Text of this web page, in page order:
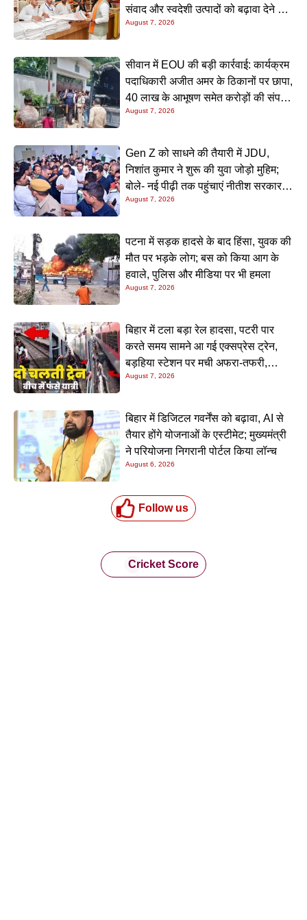
संवाद और स्वदेशी उत्पादों को बढ़ावा देने की
अपील
August 7, 2026
सीवान में EOU की बड़ी कार्रवाई: कार्यक्रम
पदाधिकारी अजीत अमर के ठिकानों पर छापा,
40 लाख के आभूषण समेत करोड़ों की संपत्ति
की जांच शुरू
August 7, 2026
Gen Z को साधने की तैयारी में JDU,
निशांत कुमार ने शुरू की युवा जोड़ो मुहिम;
बोले- नई पीढ़ी तक पहुंचाएं नीतीश सरकार के
20 सालों के काम
August 7, 2026
पटना में सड़क हादसे के बाद हिंसा, युवक की
मौत पर भड़के लोग; बस को किया आग के
हवाले, पुलिस और मीडिया पर भी हमला
August 7, 2026
बिहार में टला बड़ा रेल हादसा, पटरी पार
करते समय सामने आ गई एक्सप्रेस ट्रेन,
बड़हिया स्टेशन पर मची अफरा-तफरी,
यात्रियों की लापरवाही आई सामने
August 7, 2026
बिहार में डिजिटल गवर्नेंस को बढ़ावा, AI से
तैयार होंगे योजनाओं के एस्टीमेट; मुख्यमंत्री
ने परियोजना निगरानी पोर्टल किया लॉन्च
August 6, 2026
Follow us
Cricket Score